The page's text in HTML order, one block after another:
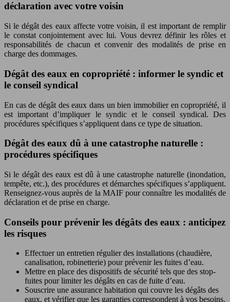
déclaration avec votre voisin
Si le dégât des eaux affecte votre voisin, il est important de remplir
le constat conjointement avec lui. Vous devrez définir les rôles et
responsabilités de chacun et convenir des modalités de prise en
charge des dommages.
Dégât des eaux en copropriété : informer le syndic et
le conseil syndical
En cas de dégât des eaux dans un bien immobilier en copropriété, il
est important d’impliquer le syndic et le conseil syndical. Des
procédures spécifiques s’appliquent dans ce type de situation.
Dégât des eaux dû à une catastrophe naturelle :
procédures spécifiques
Si le dégât des eaux est dû à une catastrophe naturelle (inondation,
tempête, etc.), des procédures et démarches spécifiques s’appliquent.
Renseignez-vous auprès de la MAIF pour connaître les modalités de
déclaration et de prise en charge.
Conseils pour prévenir les dégâts des eaux : anticipez
les risques
Effectuer un entretien régulier des installations (chaudière,
canalisation, robinetterie) pour prévenir les fuites d’eau.
Mettre en place des dispositifs de sécurité tels que des stop-
fuites pour limiter les dégâts en cas de fuite d’eau.
Souscrire une assurance habitation qui couvre les dégâts des
eaux, et vérifier que les garanties correspondent à vos besoins.